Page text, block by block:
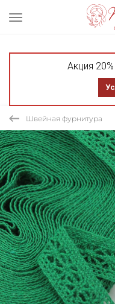
Акция
Швейная фурнитура